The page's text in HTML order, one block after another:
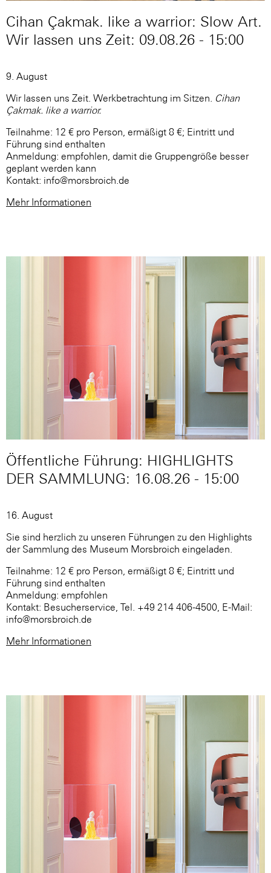
Cihan Çakmak. like a warrior: Slow Art.
Wir lassen uns Zeit: 09.08.26 - 15:00
9. August
Wir lassen uns Zeit. Werkbetrachtung im Sitzen.
Cihan
Çakmak. like a warrior.
Teilnahme: 12 € pro Person, ermäßigt 8 €; Eintritt und
Führung sind enthalten
Anmeldung: empfohlen, damit die Gruppengröße besser
geplant werden kann
Kontakt: info@morsbroich.de
Mehr Informationen
Öffentliche Führung: HIGHLIGHTS
DER SAMMLUNG: 16.08.26 - 15:00
16. August
Sie sind herzlich zu unseren Führungen zu den Highlights
der Sammlung des Museum Morsbroich eingeladen.
Teilnahme: 12 € pro Person, ermäßigt 8 €; Eintritt und
Führung sind enthalten
Anmeldung: empfohlen
Kontakt: Besucherservice, Tel. +49 214 406-4500, E-Mail:
info@morsbroich.de
Mehr Informationen